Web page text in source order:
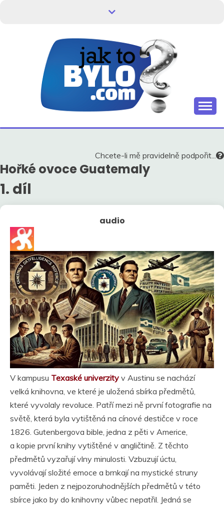
HISTORIE V
SOUVISLOSTECH
Chcete-li mě pravidelně podpořit...
Hořké ovoce Guatemaly
1. díl
audio
V kampusu Texaské univerzity v Austinu se nachází
velká knihovna, ve které je uložená sbírka předmětů,
které vyvolaly revoluce. Patří mezi ně první fotografie na
světě, která byla vytištěná na cínové destičce v roce
1826. Gutenbergova bible, jedna z pěti v Americe,
a kopie první knihy vytištěné v angličtině. Z těchto
předmětů vyzařují vlny minulosti. Vzbuzují úctu,
vyvolávají složité emoce a brnkají na mystické struny
paměti. Jeden z nejpozoruhodnějších předmětů v této
sbírce jako by do knihovny vůbec nepatřil. Jedná se